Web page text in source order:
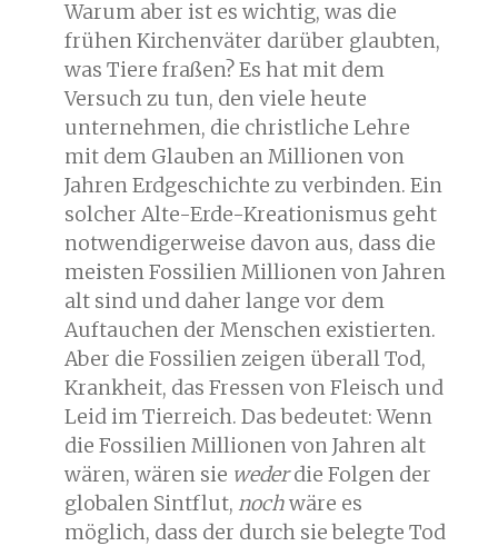
Warum aber ist es wichtig, was die
frühen Kirchenväter darüber glaubten,
was Tiere fraßen? Es hat mit dem
Versuch zu tun, den viele heute
unternehmen, die christliche Lehre
mit dem Glauben an Millionen von
Jahren Erdgeschichte zu verbinden. Ein
solcher Alte-Erde-Kreationismus geht
notwendigerweise davon aus, dass die
meisten Fossilien Millionen von Jahren
alt sind und daher lange vor dem
Auftauchen der Menschen existierten.
Aber die Fossilien zeigen überall Tod,
Krankheit, das Fressen von Fleisch und
Leid im Tierreich. Das bedeutet: Wenn
die Fossilien Millionen von Jahren alt
wären, wären sie wederdie Folgen der
globalen Sintflut, nochwäre es
möglich, dass der durch sie belegte Tod